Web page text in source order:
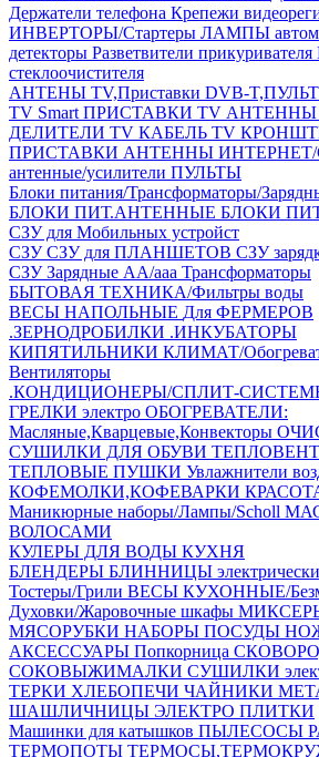
Держатели телефона Крепежи
ИНВЕРТОРЫ/Стартеры ЛАМПЫ
детекторы Разветвители прикуривателя
стеклоочистителя
АНТЕНЫ ТV,Приставки DVB-
TV Smart ПРИСТАВКИ TV АНТЕННЫ
ДЕЛИТЕЛИ TV КАБЕЛЬ TV
ПРИСТАВКИ АНТЕННЫ ИНТЕРНЕТ/
антенные/усилители ПУЛЬТЫ
Блоки питания/Трансформаторы/
БЛОКИ ПИТ.АНТЕННЫЕ БЛОКИ
СЗУ для Мобильных устройст
СЗУСЗУ для ПЛАНШЕТОВ СЗУ
СЗУ Зарядные АА/ааа Трансформаторы
БЫТОВАЯ ТЕХНИКА/Фильтры воды
ВЕСЫ НАПОЛЬНЫЕ Для ФЕРМЕРОВ
.ЗЕРНОДРОБИЛКИ .ИНКУБАТОРЫ
КИПЯТИЛЬНИКИ КЛИМАТ/
Вентиляторы
.КОНДИЦИОНЕРЫ/СПЛИТ-
ГРЕЛКИ электро ОБОГРЕВАТЕЛИ:
Масляные,Кварцевые,Конвекторы
СУШИЛКИ ДЛЯ ОБУВИ
ТЕПЛОВЫЕ ПУШКИ Увлажнители
КОФЕМОЛКИ,КОФЕВАРКИ
Маникюрные наборы/Лампы/Scholl
ВОЛОСАМИ
КУЛЕРЫ ДЛЯ ВОДЫ КУХНЯ
БЛЕНДЕРЫ БЛИННИЦЫ
Тостеры/Грили ВЕСЫ КУХОННЫЕ/
Духовки/Жаровочные шкафы
МЯСОРУБКИ НАБОРЫ ПОСУДЫ
АКСЕССУАРЫ Попкорница
СОКОВЫЖИМАЛКИ СУШИЛКИ
ТЕРКИ ХЛЕБОПЕЧИ ЧАЙНИКИ
ШАШЛИЧНИЦЫ ЭЛЕКТРО ПЛИТКИ
Машинки для катышков ПЫЛЕСОСЫ
ТЕРМОПОТЫ